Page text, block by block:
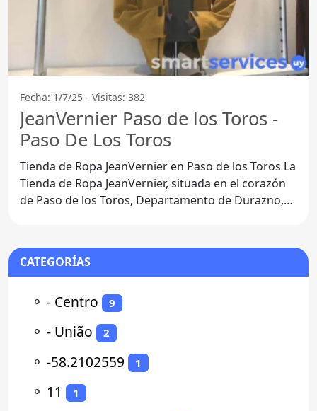
Fecha: 1/7/25 - Visitas: 382
JeanVernier Paso de los Toros -
Paso De Los Toros
Tienda de Ropa JeanVernier en Paso de los Toros La
Tienda de Ropa JeanVernier, situada en el corazón
de Paso de los Toros, Departamento de Durazno,
CATEGORÍAS
⚬ - Centro 9
⚬ - União 2
⚬ -58.2102559 1
⚬ 11 1